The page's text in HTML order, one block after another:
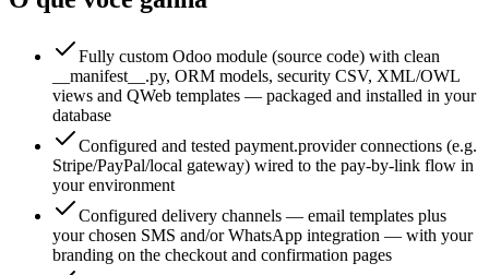
Fully custom Odoo module (source code) with clean
__manifest__.py, ORM models, security CSV, XML/OWL
views and QWeb templates — packaged and installed in your
database
Configured and tested payment.provider connections (e.g.
Stripe/PayPal/local gateway) wired to the pay-by-link flow in
your environment
Configured delivery channels — email templates plus
your chosen SMS and/or WhatsApp integration — with your
branding on the checkout and confirmation pages